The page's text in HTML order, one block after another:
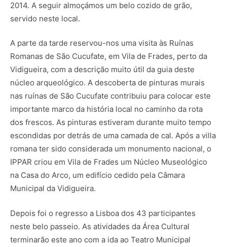
2014. A seguir almoçámos um belo cozido de grão,
servido neste local.
A parte da tarde reservou-nos uma visita às Ruínas
Romanas de São Cucufate, em Vila de Frades, perto da
Vidigueira, com a descrição muito útil da guia deste
núcleo arqueológico. A descoberta de pinturas murais
nas ruínas de São Cucufate contribuiu para colocar este
importante marco da história local no caminho da rota
dos frescos. As pinturas estiveram durante muito tempo
escondidas por detrás de uma camada de cal. Após a villa
romana ter sido considerada um monumento nacional, o
IPPAR criou em Vila de Frades um Núcleo Museológico
na Casa do Arco, um edifício cedido pela Câmara
Municipal da Vidigueira.
Depois foi o regresso a Lisboa dos 43 participantes
neste belo passeio. As atividades da Área Cultural
terminarão este ano com a ida ao Teatro Municipal